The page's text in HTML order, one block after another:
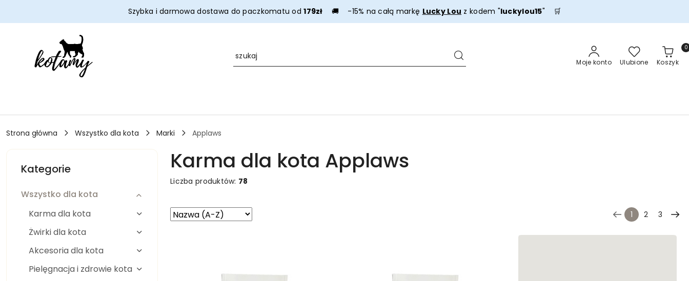
Przejdź do treści głównej
Przejdź do wyszukiwarki
Przejdź do menu głównegoSzybka i darmowa dostawa do paczkomatu od179zł 🚚 -15% na całą markę Lucky Lou z kodem "luckylou15" 🛒
Moje konto Ulubione Koszyk
0
Strona główna Wszystko dla kota Marki Applaws
Kategorie
Wszystko dla kota
Karma dla kota
Żwirki dla kota
Akcesoria dla kota
Pielęgnacja i zdrowie kota
Karma dla kota Applaws
Liczba produktów: 78
Zastosowano
sortowanie:
Sortuj
według
1 2 3